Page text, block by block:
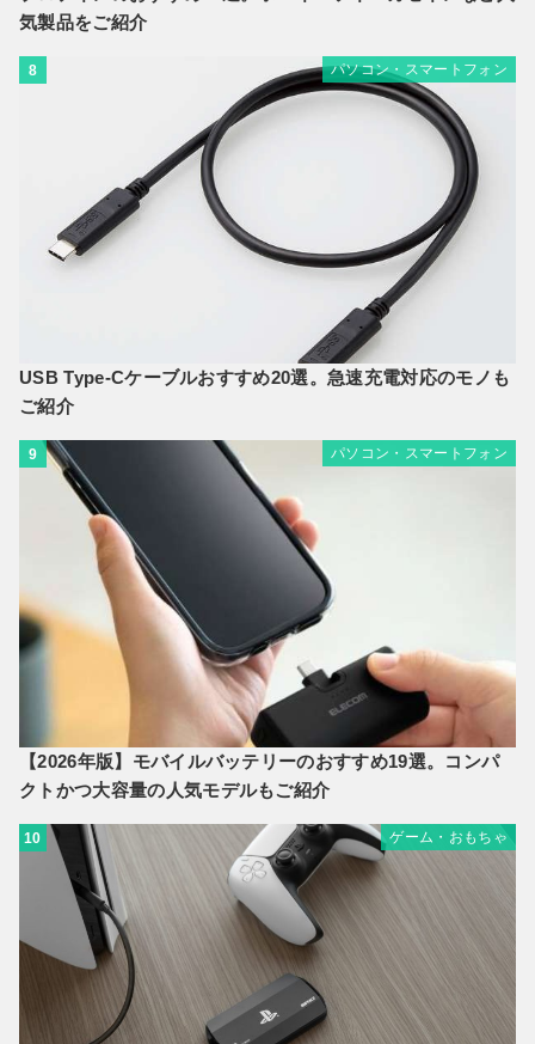
気製品をご紹介
8 パソコン・スマートフォン
USB Type-Cケーブルおすすめ20選。急速充電対応のモノも
ご紹介
9 パソコン・スマートフォン
【2026年版】モバイルバッテリーのおすすめ19選。コンパ
クトかつ大容量の人気モデルもご紹介
10 ゲーム・おもちゃ